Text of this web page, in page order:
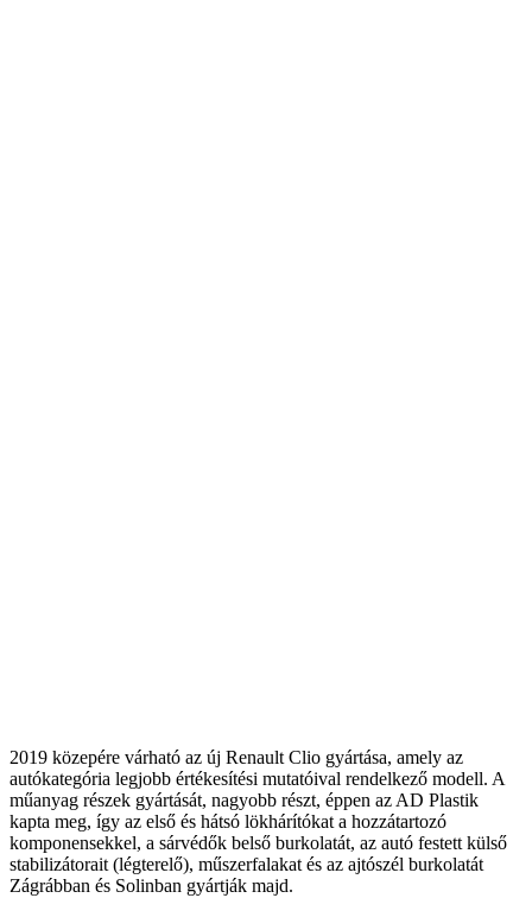
2019 közepére várható az új Renault Clio gyártása, amely az
autókategória legjobb értékesítési mutatóival rendelkező modell. A
műanyag részek gyártását, nagyobb részt, éppen az AD Plastik
kapta meg, így az első és hátsó lökhárítókat a hozzátartozó
komponensekkel, a sárvédők belső burkolatát, az autó festett külső
stabilizátorait (légterelő), műszerfalakat és az ajtószél burkolatát
Zágrábban és Solinban gyártják majd.